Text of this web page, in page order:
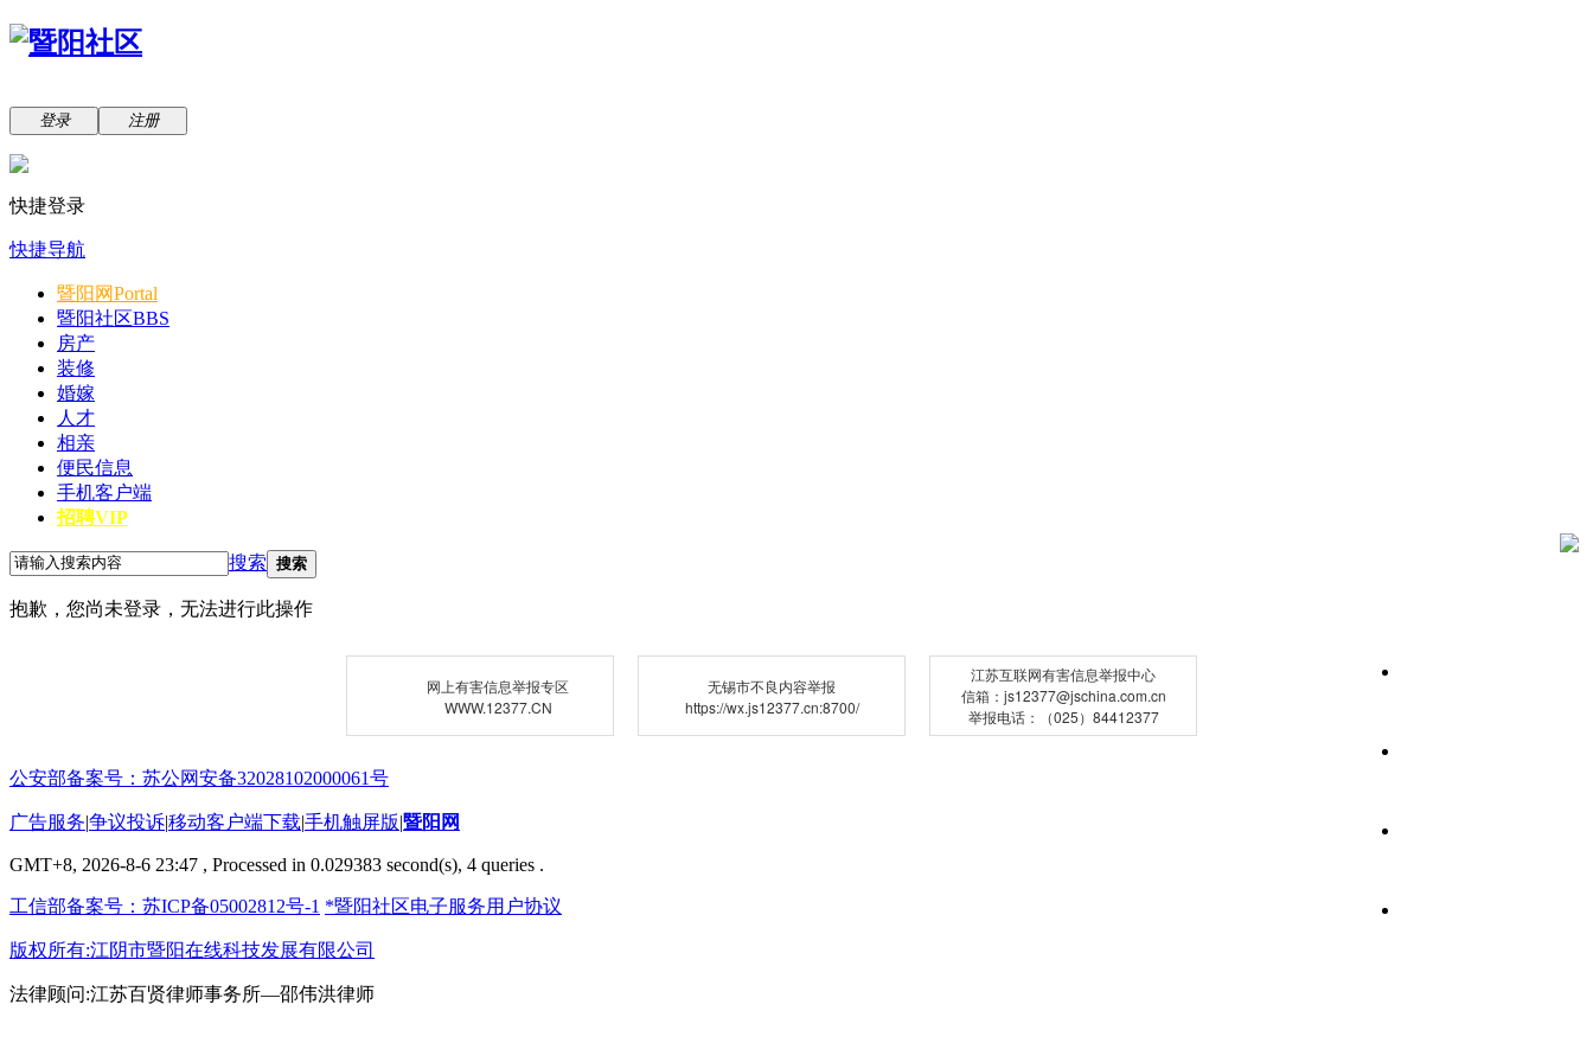
登录 注册
快捷登录
快捷导航
暨阳网Portal
暨阳社区BBS
房产
装修
婚嫁
人才
相亲
便民信息
手机客户端
招聘VIP
搜索 搜索
抱歉，您尚未登录，无法进行此操作
网上有害信息举报专区
WWW.12377.CN
无锡市不良内容举报
https://wx.js12377.cn:8700/
江苏互联网有害信息举报中心
信箱：js12377@jschina.com.cn
举报电话：（025）84412377
公安部备案号：苏公网安备32028102000061号
广告服务|争议投诉|移动客户端下载|手机触屏版|暨阳网
GMT+8, 2026-8-6 23:47 , Processed in 0.029383 second(s), 4 queries .
工信部备案号：苏ICP备05002812号-1 *暨阳社区电子服务用户协议
版权所有:江阴市暨阳在线科技发展有限公司
法律顾问:江苏百贤律师事务所—邵伟洪律师